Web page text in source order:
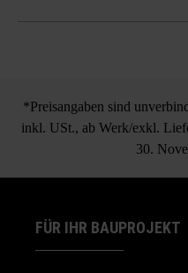
*Preisangaben sind
inkl. USt., ab Werk/exkl.
30.
FÜR IHR BAUPROJEKT